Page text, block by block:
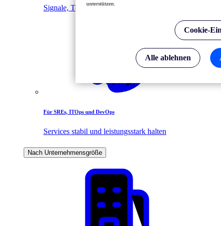
Signale, Tools und Teams vereinen
Für SREs, ITOps und DevOps
Services stabil und leistungsstark halten
Nach Unternehmensgröße
unterstützen.
Cookie-
Alle ablehnen